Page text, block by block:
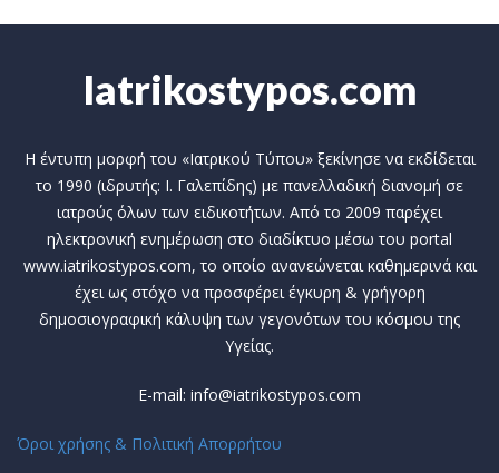
Iatrikostypos.com
Η έντυπη μορφή του «Ιατρικού Τύπου» ξεκίνησε να εκδίδεται
το 1990 (ιδρυτής: Ι. Γαλεπίδης) με πανελλαδική διανομή σε
ιατρούς όλων των ειδικοτήτων. Από το 2009 παρέχει
ηλεκτρονική ενημέρωση στο διαδίκτυο μέσω του portal
www.iatrikostypos.com, το οποίο ανανεώνεται καθημερινά και
έχει ως στόχο να προσφέρει έγκυρη & γρήγορη
δημοσιογραφική κάλυψη των γεγονότων του κόσμου της
Υγείας.
E-mail: info@iatrikostypos.com
Όροι χρήσης & Πολιτική Απορρήτου